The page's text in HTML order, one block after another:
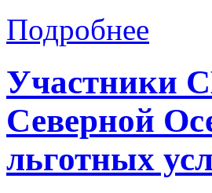
Подробнее
Участники
Северной
льготных